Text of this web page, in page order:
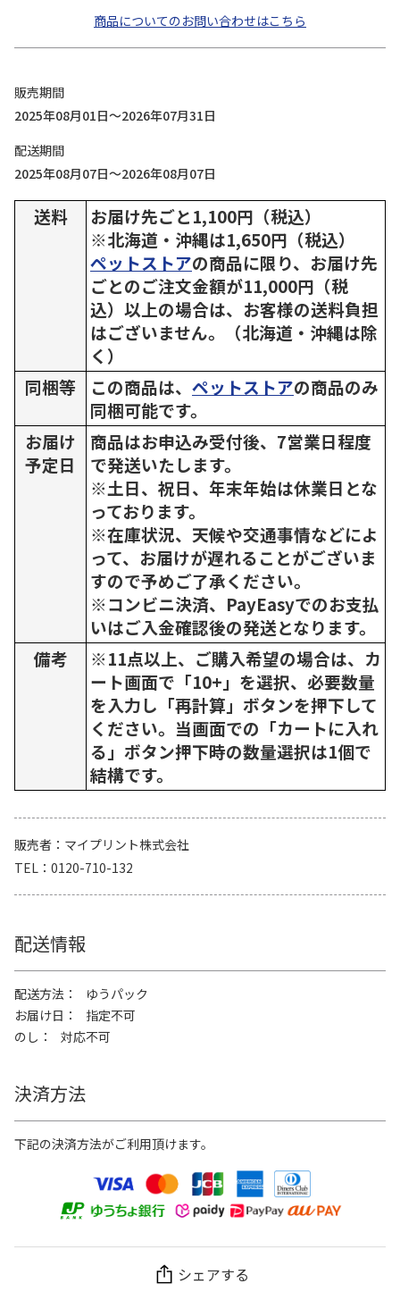
商品についてのお問い合わせはこちら
販売期間
2025年08月01日～2026年07月31日
配送期間
2025年08月07日～2026年08月07日
送料
お届け先ごと1,100円（税込）
※北海道・沖縄は1,650円（税込）
ペットストアの商品に限り、お届け先
ごとのご注文金額が11,000円（税
込）以上の場合は、お客様の送料負担
はございません。（北海道・沖縄は除
く）
同梱等
この商品は、 ペットストアの商品のみ
同梱可能です。
お届け
予定日
商品はお申込み受付後、7営業日程度
で発送いたします。
※土日、祝日、年末年始は休業日とな
っております。
※在庫状況、天候や交通事情などによ
って、お届けが遅れることがございま
すので予めご了承ください。
※コンビニ決済、PayEasyでのお支払
いはご入金確認後の発送となります。
備考
※11点以上、ご購入希望の場合は、カ
ート画面で「10+」を選択、必要数量
を入力し「再計算」ボタンを押下して
ください。当画面での「カートに入れ
る」ボタン押下時の数量選択は1個で
結構です。
販売者
マイプリント株式会社
TEL
0120-710-132
配送情報
配送方法
ゆうパック
お届け日
指定不可
のし
対応不可
決済方法
下記の決済方法がご利用頂けます。
シェアする